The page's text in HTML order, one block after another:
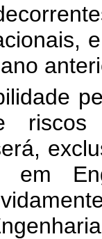
em